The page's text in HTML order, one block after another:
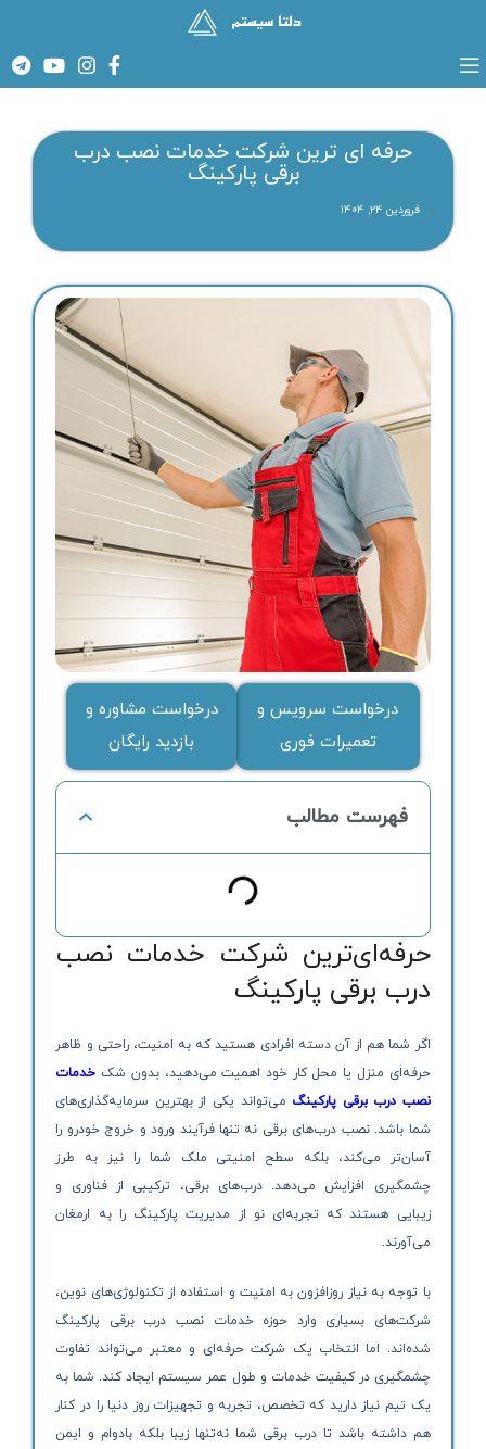
حرفه ای ترین شرکت خدمات نصب درب
برقی پارکینگ
فروردین ۲۴, ۱۴۰۴
درخواست سرویس و
تعمیرات فوری
درخواست مشاوره و
بازدید رایگان
فهرست مطالب
حرفه‌ای‌ترین شرکت خدمات نصب
درب برقی پارکینگ
اگر شما هم از آن دسته افرادی هستید که به امنیت، راحتی و ظاهر
حرفه‌ای منزل یا محل کار خود اهمیت می‌دهید، بدون شک خدمات
نصب درب برقی پارکینگ می‌تواند یکی از بهترین سرمایه‌گذاری‌های
شما باشد. نصب درب‌های برقی نه تنها فرآیند ورود و خروج خودرو را
آسان‌تر می‌کند، بلکه سطح امنیتی ملک شما را نیز به طرز
چشمگیری افزایش می‌دهد. درب‌های برقی، ترکیبی از فناوری و
زیبایی هستند که تجربه‌ای نو از مدیریت پارکینگ را به ارمغان
می‌آورند.
با توجه به نیاز روزافزون به امنیت و استفاده از تکنولوژی‌های نوین،
شرکت‌های بسیاری وارد حوزه خدمات نصب درب برقی پارکینگ
شده‌اند. اما انتخاب یک شرکت حرفه‌ای و معتبر می‌تواند تفاوت
چشمگیری در کیفیت خدمات و طول عمر سیستم ایجاد کند. شما به
یک تیم نیاز دارید که تخصص، تجربه و تجهیزات روز دنیا را در کنار
هم داشته باشد تا درب برقی شما نه‌تنها زیبا بلکه بادوام و ایمن